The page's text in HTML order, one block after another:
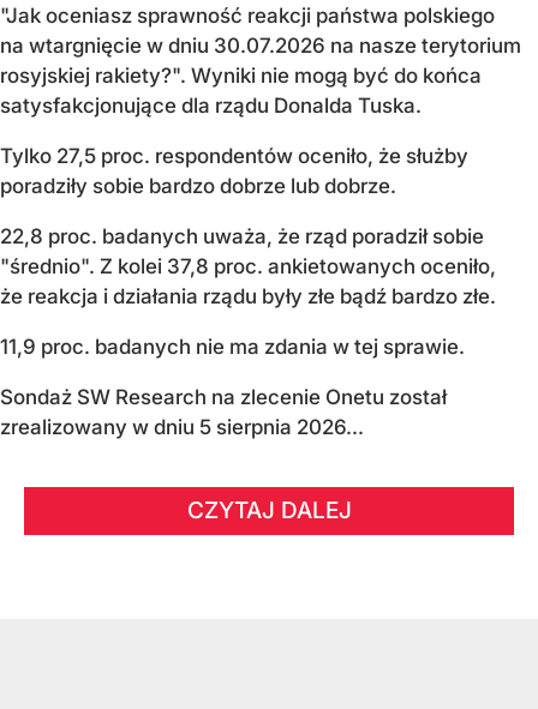
"Jak oceniasz sprawność reakcji państwa polskiego
na wtargnięcie w dniu 30.07.2026 na nasze terytorium
rosyjskiej rakiety?". Wyniki nie mogą być do końca
satysfakcjonujące dla rządu Donalda Tuska.
Tylko 27,5 proc. respondentów oceniło, że służby
poradziły sobie bardzo dobrze lub dobrze.
22,8 proc. badanych uważa, że rząd poradził sobie
"średnio". Z kolei 37,8 proc. ankietowanych oceniło,
że reakcja i działania rządu były złe bądź bardzo złe.
11,9 proc. badanych nie ma zdania w tej sprawie.
Sondaż SW Research na zlecenie Onetu został
zrealizowany w dniu 5 sierpnia 2026...
CZYTAJ DALEJ